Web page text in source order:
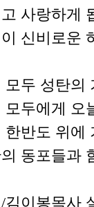
사랑하게
신비로운
모두 성탄의
모두에게 오
한반도 위에
동포들과
김이봉목사